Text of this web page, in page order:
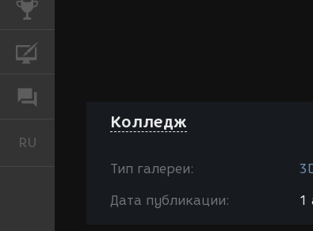
RU
Колледж
Тип галереи:
Дата публикации: 1